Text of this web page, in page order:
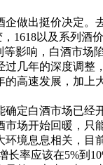
出挺价决定。
1618以及系列酒
响，白酒市场
几年的深度调整
速发展，加上
白酒市场已经
场开始回暖，只
息息相关，目
长率应该在5%到